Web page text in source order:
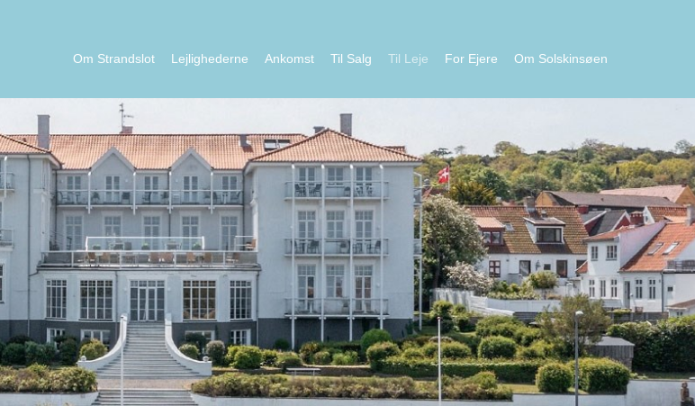
Om Strandslot Lejlighederne Ankomst Til Salg Til Leje For Ejere Om Solskinsøen